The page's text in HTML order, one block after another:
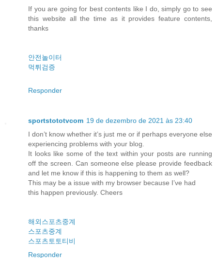
If you are going for best contents like I do, simply go to see
this website all the time as it provides feature contents,
thanks
안전놀이터
먹튀검증
Responder
sportstototvcom 19 de dezembro de 2021 às 23:40
I don’t know whether it’s just me or if perhaps everyone else
experiencing problems with your blog.
It looks like some of the text within your posts are running
off the screen. Can someone else please provide feedback
and let me know if this is happening to them as well?
This may be a issue with my browser because I’ve had
this happen previously. Cheers
해외스포츠중계
스포츠중계
스포츠토토티비
Responder